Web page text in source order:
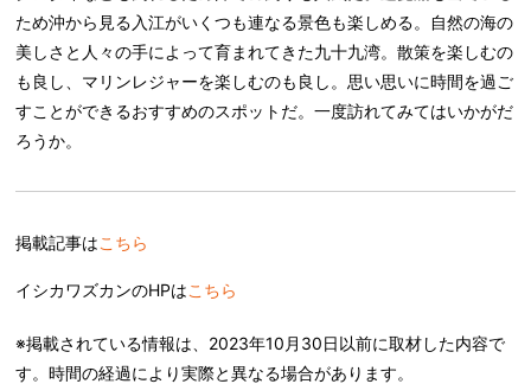
ため沖から見る入江がいくつも連なる景色も楽しめる。自然の海の
美しさと人々の手によって育まれてきた九十九湾。散策を楽しむの
も良し、マリンレジャーを楽しむのも良し。思い思いに時間を過ご
すことができるおすすめのスポットだ。一度訪れてみてはいかがだ
ろうか。
掲載記事はこちら
イシカワズカンのHPはこちら
※掲載されている情報は、2023年10月30日以前に取材した内容で
す。時間の経過により実際と異なる場合があります。